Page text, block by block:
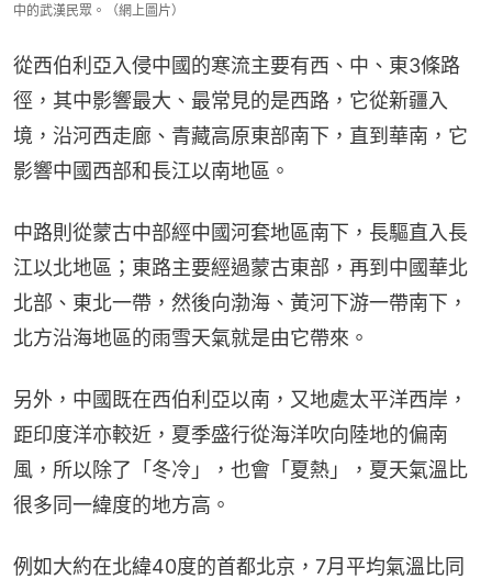
中的武漢民眾。（網上圖片）
從西伯利亞入侵中國的寒流主要有西、中、東3條路
徑，其中影響最大、最常見的是西路，它從新疆入
境，沿河西走廊、青藏高原東部南下，直到華南，它
影響中國西部和長江以南地區。
中路則從蒙古中部經中國河套地區南下，長驅直入長
江以北地區；東路主要經過蒙古東部，再到中國華北
北部、東北一帶，然後向渤海、黃河下游一帶南下，
北方沿海地區的雨雪天氣就是由它帶來。
另外，中國既在西伯利亞以南，又地處太平洋西岸，
距印度洋亦較近，夏季盛行從海洋吹向陸地的偏南
風，所以除了「冬冷」，也會「夏熱」，夏天氣溫比
很多同一緯度的地方高。
例如大約在北緯40度的首都北京，7月平均氣溫比同